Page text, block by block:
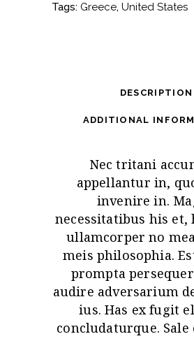
Tags: Greece, United States
DESCRIPTION
ADDITIONAL
Nec tritani
appellantur in,
invenire in.
necessitatibus his et,
ullamcorper no
meis philosophia.
prompta
audire adversarium
ius. Has ex fugit
concludaturque.